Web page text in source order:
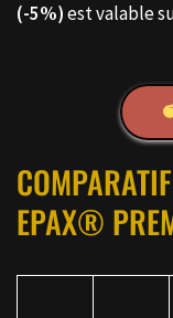
(-5%)est valable
EPAX®